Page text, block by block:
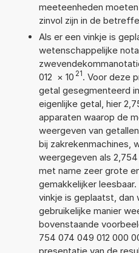
meeteenheden
zinvol zijn in de
Als er een vinkje is
wetenschappelijke
012 × 10 21. Voor deze
getal gesegmenteerd
eigenlijke getal, hier
apparaten waarop de
weergeven van
bij zakrekenmachines,
weergegeven als 2,754
met name zeer grote
gemakkelijker
vinkje is geplaatst,
gebruikelijke manier
bovenstaande
754 074 049 012 000
presentatie van de